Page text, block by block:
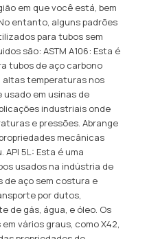
em que você está, bem
entanto, alguns padrões
para tubos sem
são: ASTM A106: Esta é
tubos de aço carbono
altas temperaturas nos
usado em usinas de
industriais onde
e pressões. Abrange
mecânicas
5L: Esta é uma
usados ​​na indústria de
de aço sem costura e
por dutos,
de gás, água, e óleo. Os
vários graus, como X42,